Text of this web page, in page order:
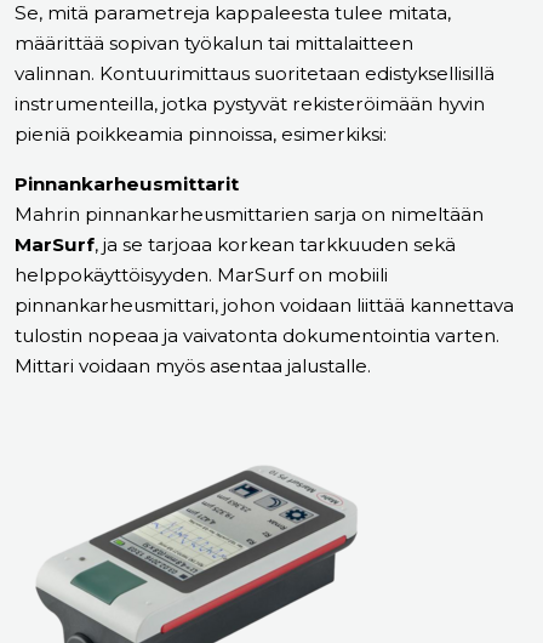
Se, mitä parametreja kappaleesta tulee mitata,
määrittää sopivan työkalun tai mittalaitteen
valinnan. Kontuurimittaus suoritetaan edistyksellisillä
instrumenteilla, jotka pystyvät rekisteröimään hyvin
pieniä poikkeamia pinnoissa, esimerkiksi:
Pinnankarheusmittarit
Mahrin pinnankarheusmittarien sarja on nimeltään
MarSurf, ja se tarjoaa korkean tarkkuuden sekä
helppokäyttöisyyden. MarSurf on mobiili
pinnankarheusmittari, johon voidaan liittää kannettava
tulostin nopeaa ja vaivatonta dokumentointia varten.
Mittari voidaan myös asentaa jalustalle.